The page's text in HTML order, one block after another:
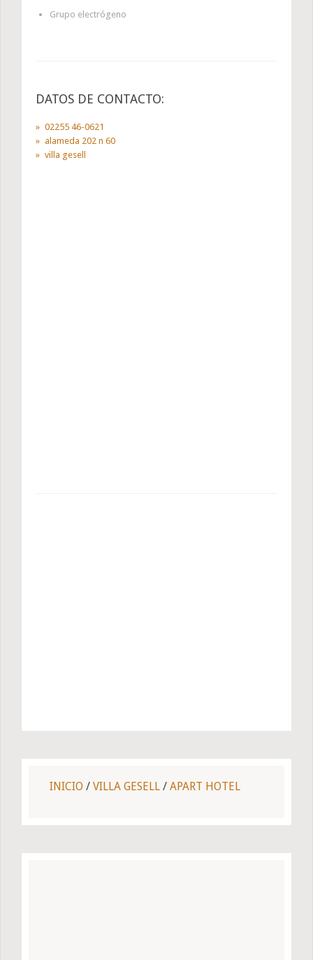
Grupo electrógeno
DATOS DE CONTACTO:
02255 46-0621
alameda 202 n 60
villa gesell
INICIO / VILLA GESELL / APART HOTEL